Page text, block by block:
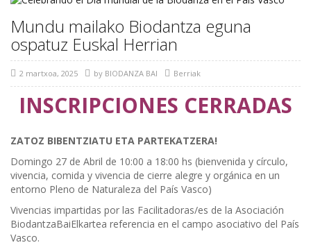
Mundu mailako Biodantza eguna
ospatuz Euskal Herrian
2 martxoa, 2025 by BIODANZA BAI Berriak
INSCRIPCIONES CERRADAS
ZATOZ BIBENTZIATU ETA PARTEKATZERA!
Domingo 27 de Abril de 10:00 a 18:00 hs (bienvenida y círculo,
vivencia, comida y vivencia de cierre alegre y orgánica en un
entorno Pleno de Naturaleza del País Vasco)
Vivencias impartidas por las Facilitadoras/es de la Asociación
BiodantzaBaiElkartea referencia en el campo asociativo del País
Vasco.